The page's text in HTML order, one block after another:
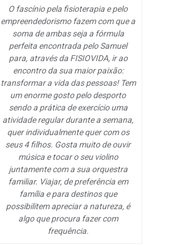
O fascínio pela fisioterapia e pelo
empreendedorismo fazem com que a
soma de ambas seja a fórmula
perfeita encontrada pelo Samuel
para, através da FISIOVIDA, ir ao
encontro da sua maior paixão:
transformar a vida das pessoas! Tem
um enorme gosto pelo desporto
sendo a prática de exercício uma
atividade regular durante a semana,
quer individualmente quer com os
seus 4 filhos. Gosta muito de ouvir
música e tocar o seu violino
juntamente com a sua orquestra
familiar. Viajar, de preferência em
família e para destinos que
possibilitem apreciar a natureza, é
algo que procura fazer com
frequência.